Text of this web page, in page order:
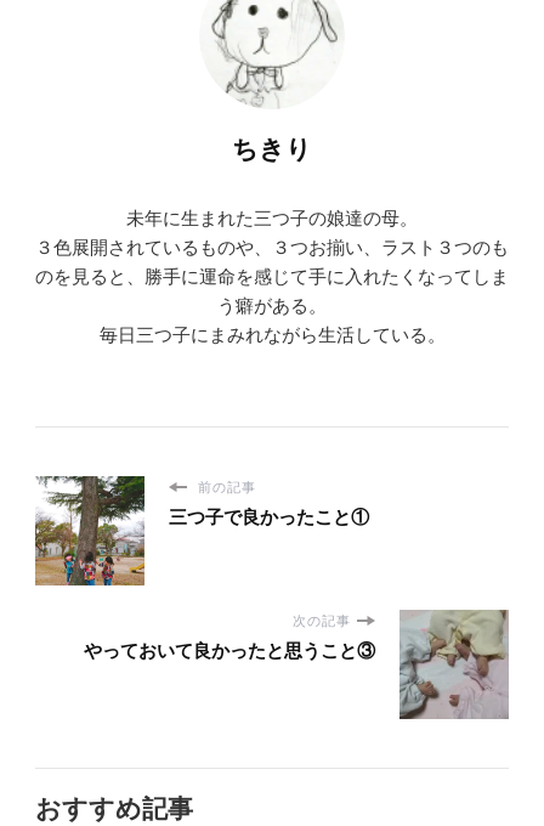
ちきり
未年に生まれた三つ子の娘達の母。
３色展開されているものや、３つお揃い、ラスト３つのも
のを見ると、勝手に運命を感じて手に入れたくなってしま
う癖がある。
毎日三つ子にまみれながら生活している。
前の記事
三つ子で良かったこと①
次の記事
やっておいて良かったと思うこと③
おすすめ記事